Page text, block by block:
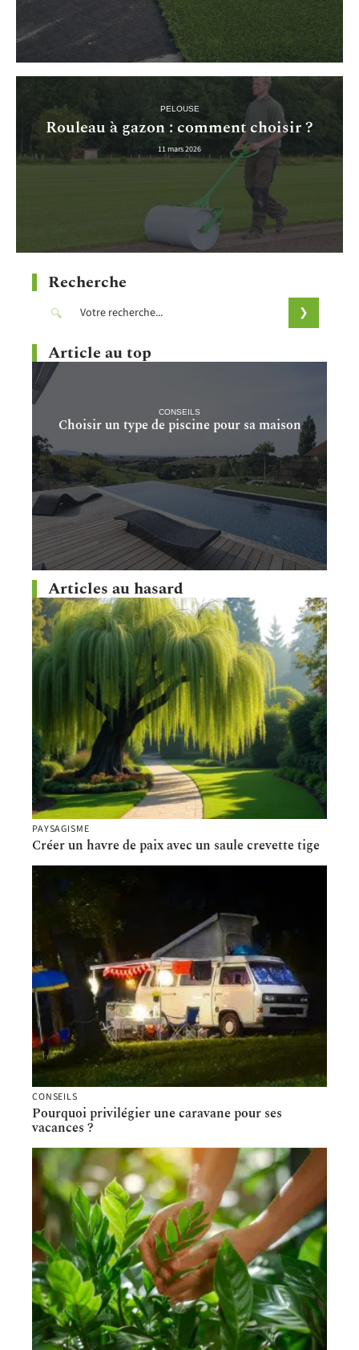
PELOUSE
Rouleau à gazon : comment choisir ?
11 mars 2026
Recherche
Article au top
CONSEILS
Choisir un type de piscine pour sa maison
Articles au hasard
PAYSAGISME
Créer un havre de paix avec un saule crevette tige
CONSEILS
Pourquoi privilégier une caravane pour ses
vacances ?